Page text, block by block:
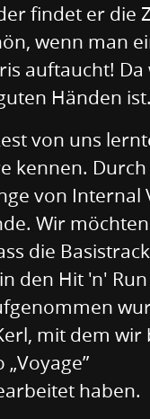
findet er die
wenn man
auftaucht! Da
Händen ist.
von uns
kennen.
von Internal
Wir
die
den Hit 'n'
mit dem wir
haben.